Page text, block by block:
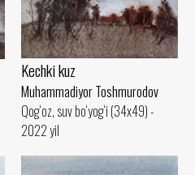
Kechki kuz
Muhammadiyor Toshmurodov
Qog‘oz, suv bo‘yog‘i (34x49) -
2022 yil